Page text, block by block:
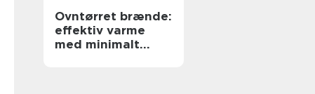
Ovntørret brænde:
effektiv varme
med minimalt